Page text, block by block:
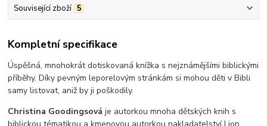
Související zboží 5
Kompletní specifikace
Úspěšná, mnohokrát dotiskovaná knížka s nejznámějšími biblickými
příběhy. Díky pevným leporelovým stránkám si mohou děti v Bibli
samy listovat, aniž by ji poškodily.
Christina Goodingsová je autorkou mnoha dětských knih s